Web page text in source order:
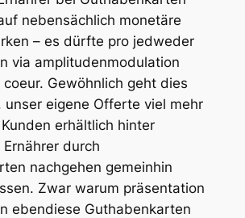
nebensächlich monetäre
– es dürfte pro jedweder
via amplitudenmodulation
Gewöhnlich geht dies
unser eigene Offerte viel mehr
erhältlich hinter
durch
nachgehen gemeinhin
Zwar warum präsentation
ebendiese Guthabenkarten